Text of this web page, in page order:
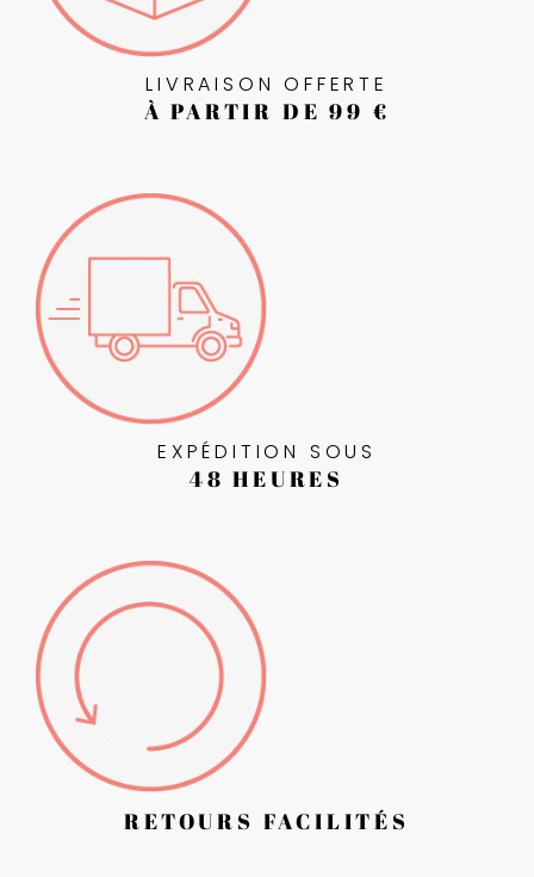
LIVRAISON OFFERTE
À PARTIR DE 99 €
EXPÉDITION SOUS
48 HEURES
RETOURS FACILITÉS